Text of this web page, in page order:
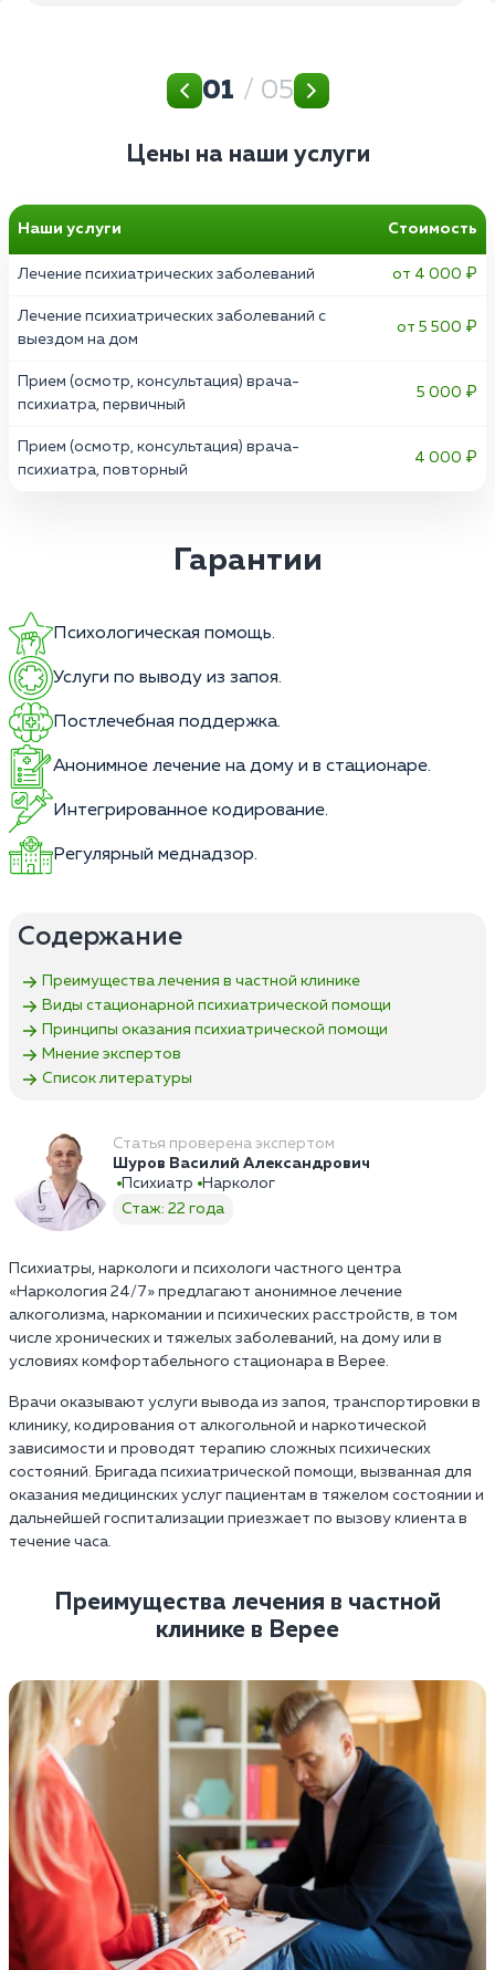
01 / 05
Цены на наши услуги
Наши услуги Стоимость
Лечение психиатрических заболеваний от 4 000 ₽
Лечение психиатрических заболеваний с
выездом на дом
от 5 500 ₽
Прием (осмотр, консультация) врача-
психиатра, первичный
5 000 ₽
Прием (осмотр, консультация) врача-
психиатра, повторный
4 000 ₽
Гарантии
Психологическая помощь.
Услуги по выводу из запоя.
Постлечебная поддержка.
Анонимное лечение на дому и в стационаре.
Интегрированное кодирование.
Регулярный меднадзор.
Содержание
Преимущества лечения в частной клинике
Виды стационарной психиатрической помощи
Принципы оказания психиатрической помощи
Мнение экспертов
Список литературы
Статья проверена экспертом
Шуров Василий Александрович
Психиатр
Нарколог
Стаж: 22 года
Психиатры, наркологи и психологи частного центра
«Наркология 24/7» предлагают анонимное лечение
алкоголизма, наркомании и психических расстройств, в том
числе хронических и тяжелых заболеваний, на дому или в
условиях комфортабельного стационара в Верее.
Врачи оказывают услуги вывода из запоя, транспортировки в
клинику, кодирования от алкогольной и наркотической
зависимости и проводят терапию сложных психических
состояний. Бригада психиатрической помощи, вызванная для
оказания медицинских услуг пациентам в тяжелом состоянии и
дальнейшей госпитализации приезжает по вызову клиента в
течение часа.
Преимущества лечения в частной
клинике в Верее